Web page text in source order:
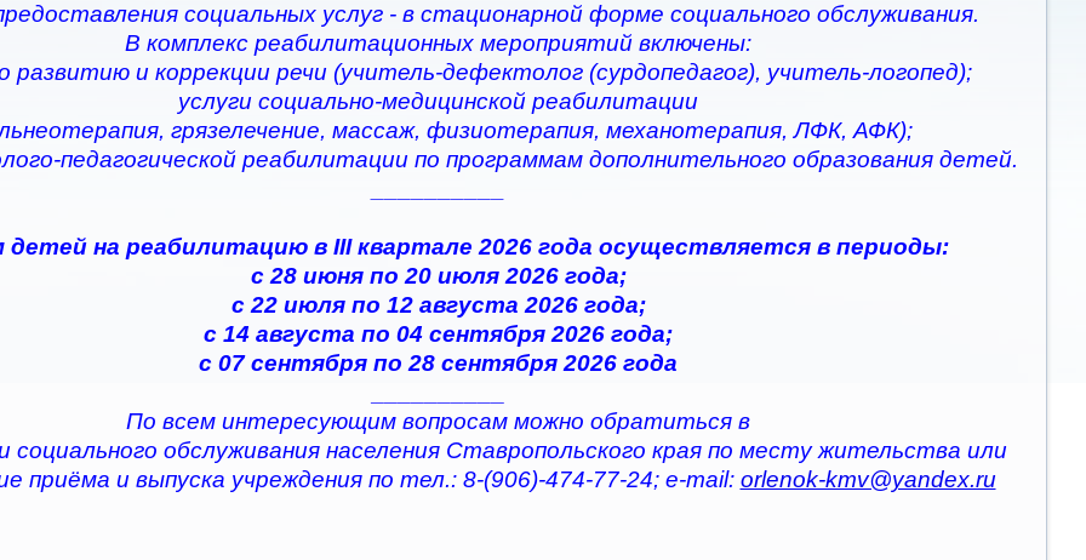
социальных услуг - в стационарной форме социального обслуживания.
В комплекс реабилитационных мероприятий включены:
развитию и коррекции речи (учитель-дефектолог (сурдопедагог), учитель-логопед);
услуги социально-медицинской реабилитации
грязелечение, массаж, физиотерапия, механотерапия, ЛФК, АФК);
педагогической реабилитации по программам дополнительного образования детей.
детей на реабилитацию в III квартале 2026 года осуществляется в периоды:
с 28 июня по 20 июля 2026 года;
с 22 июля по 12 августа 2026 года;
с 14 августа по 04 сентября 2026 года;
с 07 сентября по 28 сентября 2026 года
По всем интересующим вопросам можно обратиться в
социального обслуживания населения Ставропольского края по месту жительства или
приёма и выпуска учреждения по тел.: 8-(906)-474-77-24; e-mail: orlenok-kmv@yandex.ru